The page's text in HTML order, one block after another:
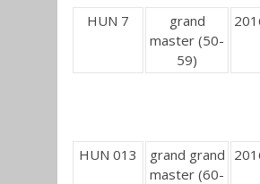
HUN 7
grand
master (50-
59)
HUN 013
grand grand
master (60-